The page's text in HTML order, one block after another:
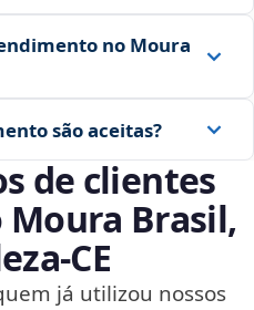
no Moura
são aceitas?
de clientes
Brasil,
já utilizou nossos